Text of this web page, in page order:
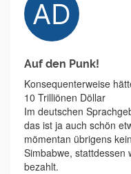
Auf den Punk!
Konsequenterweise
10 Trilliönen Döllar
Im deutschen
das ist ja auch schön
mömentan übrigens
Simbabwe, stattdessen
bezahlt.